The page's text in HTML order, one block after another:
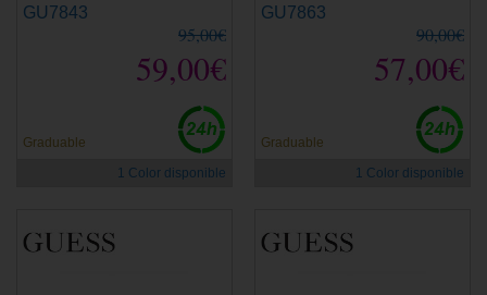
GU7843
95,00€
59,00€
Graduable
1 Color disponible
GU7863
90,00€
57,00€
Graduable
1 Color disponible